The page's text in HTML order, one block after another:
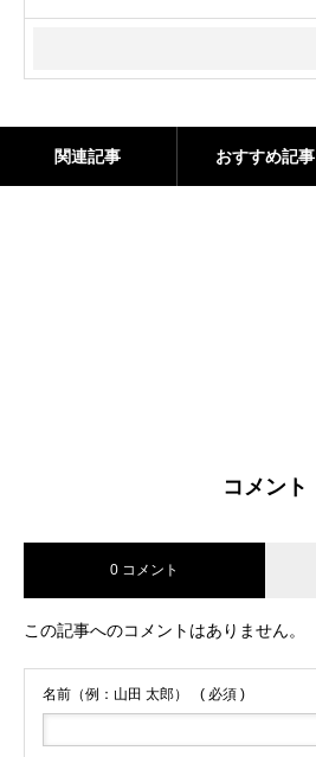
関連記事 おすすめ記事
コメント
0 コメント
この記事へのコメントはありません。
名前（例：山田 太郎） ( 必須 )